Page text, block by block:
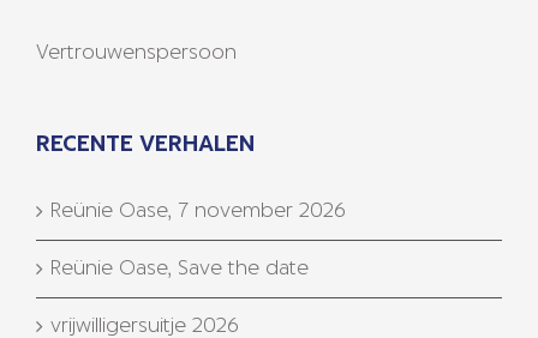
Vertrouwenspersoon
RECENTE VERHALEN
Reünie Oase, 7 november 2026
Reünie Oase, Save the date
vrijwilligersuitje 2026